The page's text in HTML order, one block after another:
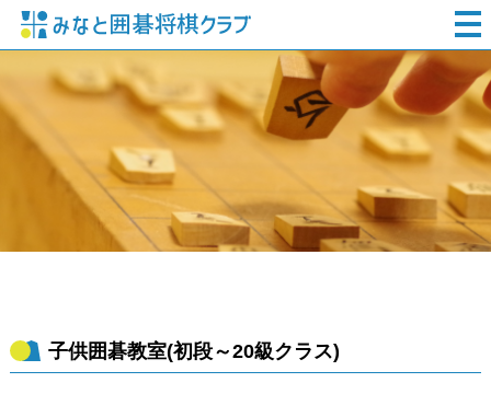
子供囲碁教室(初段～20級クラス)